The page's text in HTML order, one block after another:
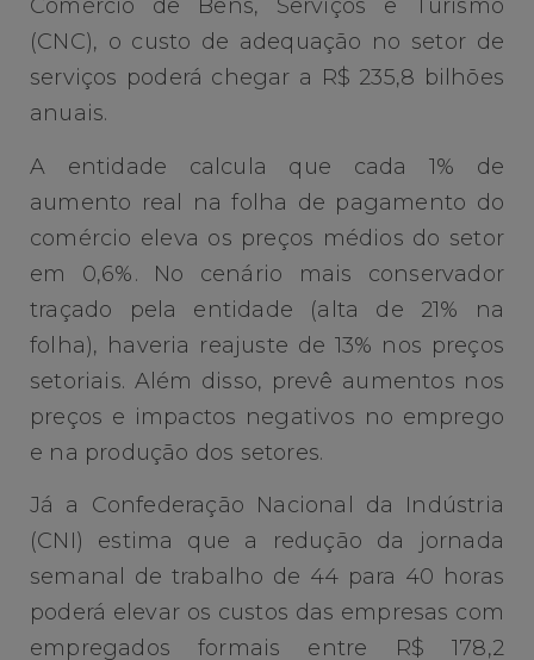
Comércio de Bens, Serviços e Turismo
(CNC), o custo de adequação no setor de
serviços poderá chegar a R$ 235,8 bilhões
anuais.
A entidade calcula que cada 1% de
aumento real na folha de pagamento do
comércio eleva os preços médios do setor
em 0,6%. No cenário mais conservador
traçado pela entidade (alta de 21% na
folha), haveria reajuste de 13% nos preços
setoriais. Além disso, prevê aumentos nos
preços e impactos negativos no emprego
e na produção dos setores.
Já a Confederação Nacional da Indústria
(CNI) estima que a redução da jornada
semanal de trabalho de 44 para 40 horas
poderá elevar os custos das empresas com
empregados formais entre R$ 178,2